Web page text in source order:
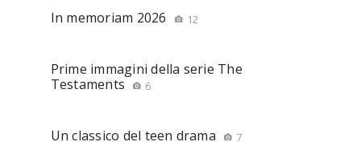
In memoriam 2026 12
Prime immagini della serie The
Testaments
6
Un classico del teen drama 7